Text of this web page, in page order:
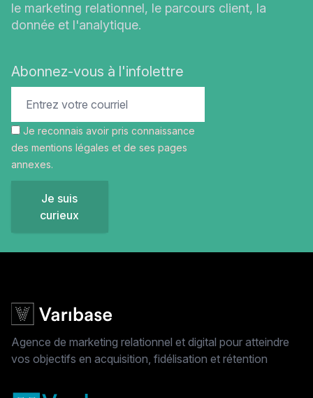
le marketing relationnel, le parcours client, la
donnée et l'analytique.
Abonnez-vous à l'infolettre
Je reconnais avoir pris connaissance
des mentions légales et de ses pages
annexes.
Je suis
curieux
Agence de marketing relationnel et digital pour atteindre
vos objectifs en acquisition, fidélisation et rétention